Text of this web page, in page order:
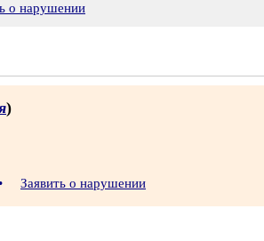
о нарушении
)
• Заявить о нарушении